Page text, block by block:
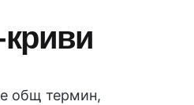
общ термин,